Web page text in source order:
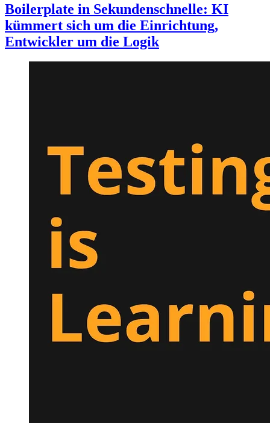
Boilerplate in Sekundenschnelle: KI
kümmert sich um die Einrichtung,
Entwickler um die Logik